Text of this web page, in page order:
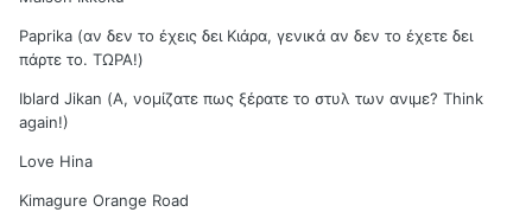
Paprika (αν δεν το έχεις δει Κιάρα, γενικά αν δεν το έχετε δει
πάρτε το. ΤΩΡΑ!)
Ιblard Jikan (Α, νομίζατε πως ξέρατε το στυλ των ανιμε? Think
again!)
Love Hina
Kimagure Orange Road